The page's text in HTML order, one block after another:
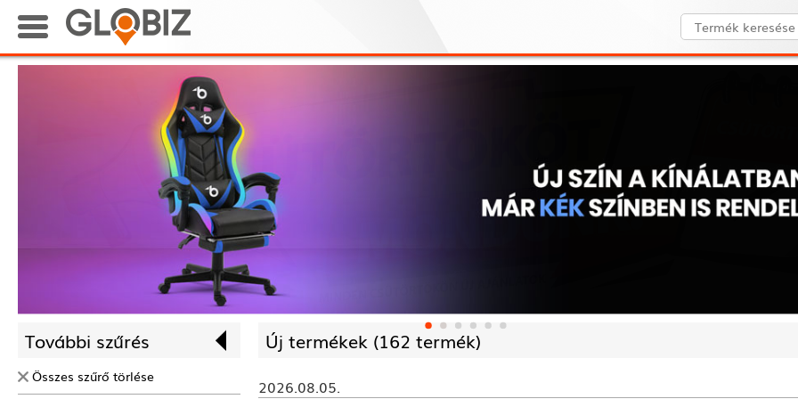
További szűrés
Összes szűrő törlése
Új termékek (162 termék)
2026.08.05.